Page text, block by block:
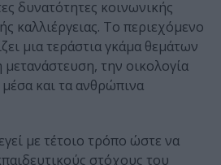
δυνατότητες κοινωνικής
καλλιέργειας. Το περιεχόμενο
μια τεράστια γκάμα θεμάτων
την οικολογία
και τα ανθρώπινα
με τέτοιο τρόπο ώστε να
στόχους του